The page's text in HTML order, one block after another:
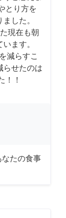
とり方を
した。
現在も朝
ます。
減らすこ
らせたのは
！！
たの食事